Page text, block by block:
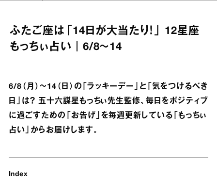
ふたご座は「14日が大当たり！」 12星座
もっちぃ占い｜6/8～14
6/8（月）～14（日）の「ラッキーデー」と「気をつけるべき
日」は？ 五十六謀星もっちぃ先生監修、毎日をポジティブ
に過ごすための「お告げ」を毎週更新している「もっちぃ
占い」からお届けします。
Index